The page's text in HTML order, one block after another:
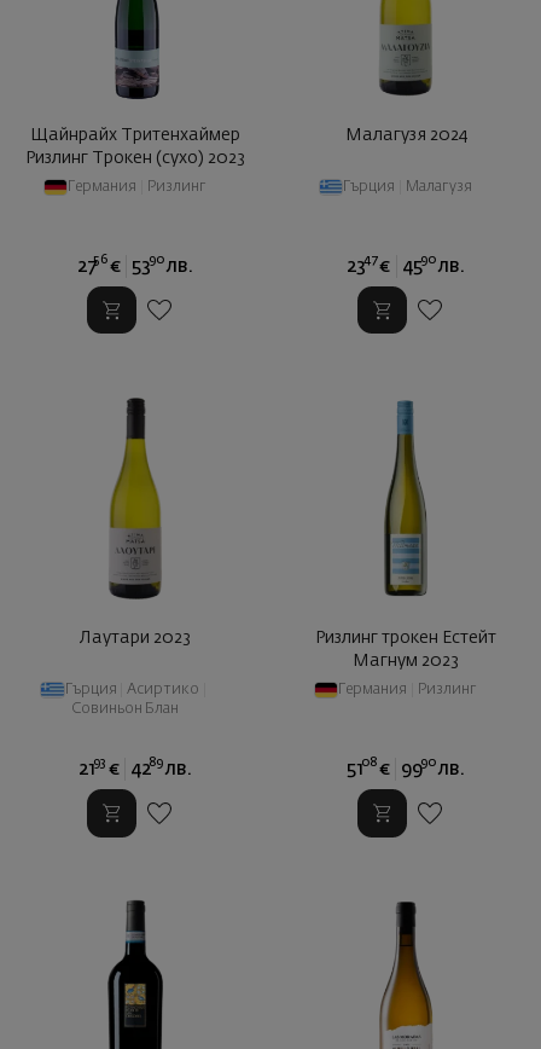
Щайнрайх Тритенхаймер
Ризлинг Трокен (сухо) 2023
Германия Ризлинг
2756 € 5390 лв.
Малагузя 2024
Гърция Малагузя
2347 € 4590 лв.
Лаутари 2023
Гърция Асиртико
Совиньон Блан
2193 € 4289 лв.
Ризлинг трокен Естейт
Магнум 2023
Германия Ризлинг
5108 € 9990 лв.